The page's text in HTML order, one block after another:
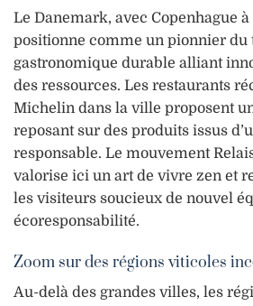
Le Danemark, avec Copenhague à
positionne comme un pionnier du
gastronomique durable alliant
des ressources. Les restaurants
Michelin dans la ville proposent
reposant sur des produits issus
responsable. Le mouvement
valorise ici un art de vivre zen et
les visiteurs soucieux de nouvel
écoresponsabilité.
Zoom sur des régions viticoles
Au-delà des grandes villes, les